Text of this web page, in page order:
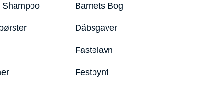
Shampoo Barnets Bog
Dåbsgaver
Fastelavn
Festpynt